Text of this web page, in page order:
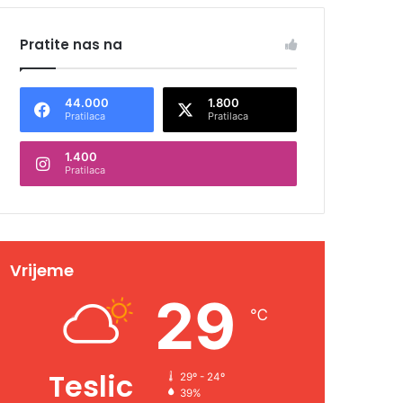
Pratite nas na
44.000
Pratilaca
1.800
Pratilaca
1.400
Pratilaca
Vrijeme
Teslic
29 ℃
29º - 24º
39%